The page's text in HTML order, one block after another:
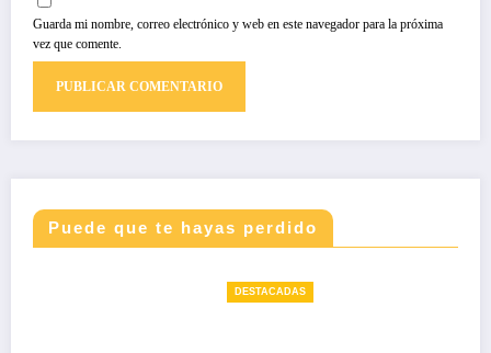
Guarda mi nombre, correo electrónico y web en este navegador para la próxima
vez que comente.
Puede que te hayas perdido